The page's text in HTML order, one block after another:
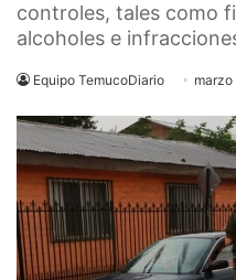
controles, tales como
alcoholes e
Equipo TemucoDiario marzo